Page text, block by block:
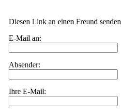
Diesen Link an einen Freund senden
E-Mail an:
Absender:
Ihre E-Mail: